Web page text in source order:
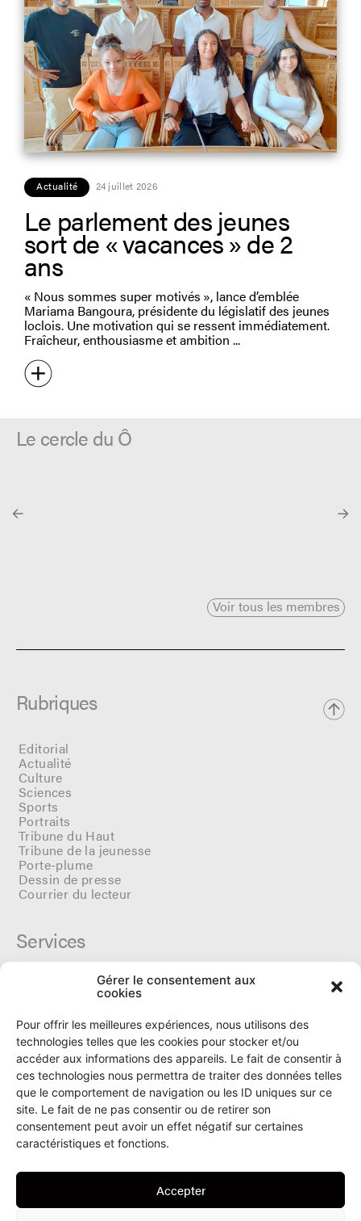
Gérer le consentement aux
cookies
Pour offrir les meilleures expériences, nous utilisons des
technologies telles que les cookies pour stocker et/ou
accéder aux informations des appareils. Le fait de consentir à
ces technologies nous permettra de traiter des données telles
que le comportement de navigation ou les ID uniques sur ce
site. Le fait de ne pas consentir ou de retirer son
consentement peut avoir un effet négatif sur certaines
caractéristiques et fonctions.
Accepter
Actualité 24 juillet 2026
Le parlement des jeunes
sort de « vacances » de 2
ans
« Nous sommes super motivés », lance d’emblée
Mariama Bangoura, présidente du législatif des jeunes
loclois. Une motivation qui se ressent immédiatement.
Fraîcheur, enthousiasme et ambition
Le cercle du Ô
Voir tous les membres
Rubriques
Editorial
Actualité
Culture
Sciences
Sports
Portraits
Tribune du Haut
Tribune de la jeunesse
Porte-plume
Dessin de presse
Courrier du lecteur
Services
Archives
Tarifs et dates de parutions
Politique de cookies
Politique de confidentialité
Le Ô
2300 La Chaux-de-Fonds
info@le-O.ch